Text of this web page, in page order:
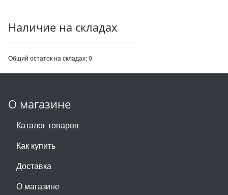
Наличие на складах
Общий остаток на складах:0
О магазине
Каталог товаров
Как купить
Доставка
О магазине